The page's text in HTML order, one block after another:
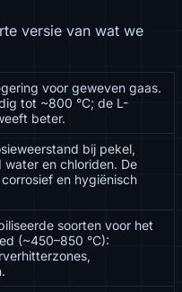
versie van wat we
voor geweven gaas.
tot ~800 °C; de L-
beter.
bij pekel,
water en chloriden. De
en hygiënisch
soorten voor het
(~450–850 °C):